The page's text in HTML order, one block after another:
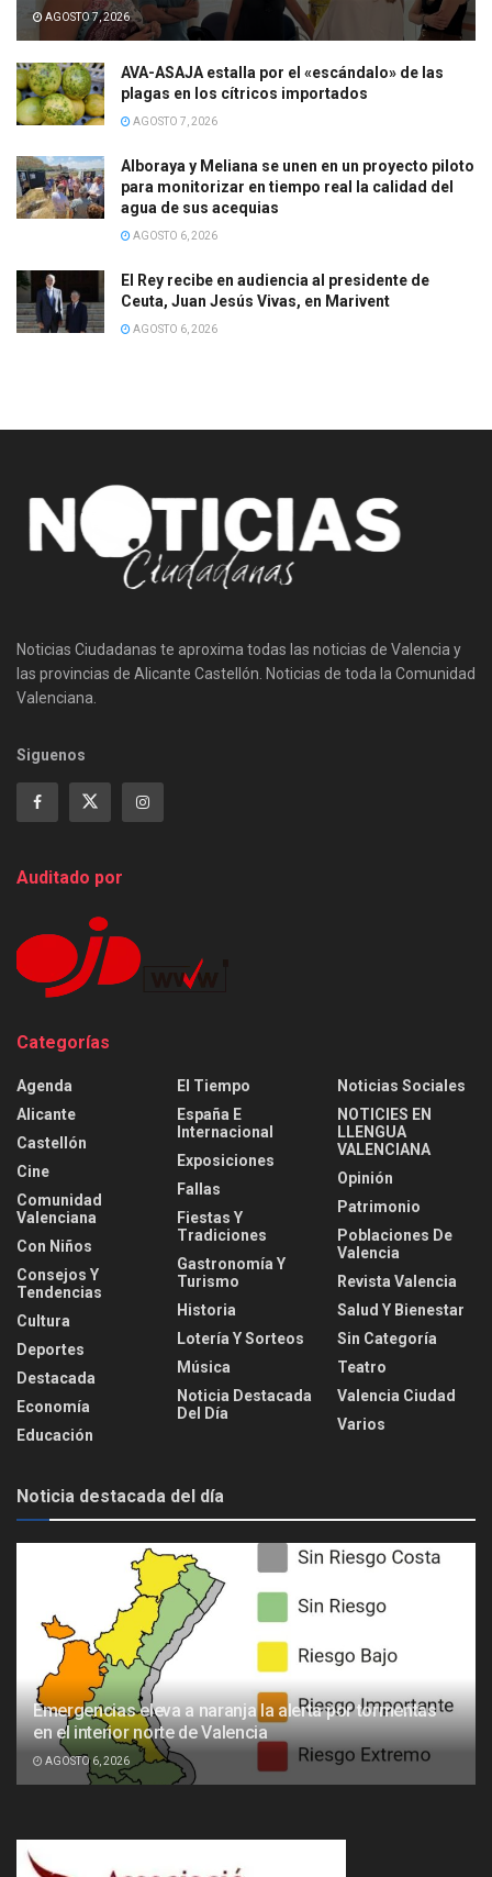
AGOSTO 7, 2026
AVA-ASAJA estalla por el «escándalo» de las
plagas en los cítricos importados
AGOSTO 7, 2026
Alboraya y Meliana se unen en un proyecto piloto
para monitorizar en tiempo real la calidad del
agua de sus acequias
AGOSTO 6, 2026
El Rey recibe en audiencia al presidente de
Ceuta, Juan Jesús Vivas, en Marivent
AGOSTO 6, 2026
Noticias Ciudadanas te aproxima todas las noticias de Valencia y
las provincias de Alicante Castellón. Noticias de toda la Comunidad
Valenciana.
Siguenos
Auditado por
Categorías
Agenda
Alicante
Castellón
Cine
Comunidad
Valenciana
Con Niños
Consejos Y
Tendencias
Cultura
Deportes
Destacada
Economía
Educación
El Tiempo
España E
Internacional
Exposiciones
Fallas
Fiestas Y
Tradiciones
Gastronomía Y
Turismo
Historia
Lotería Y Sorteos
Música
Noticia Destacada
Del Día
Noticias Sociales
NOTICIES EN
LLENGUA
VALENCIANA
Opinión
Patrimonio
Poblaciones De
Valencia
Revista Valencia
Salud Y Bienestar
Sin Categoría
Teatro
Valencia Ciudad
Varios
Noticia destacada del día
Emergencias eleva a naranja la alerta por tormentas
en el interior norte de Valencia
AGOSTO 6, 2026